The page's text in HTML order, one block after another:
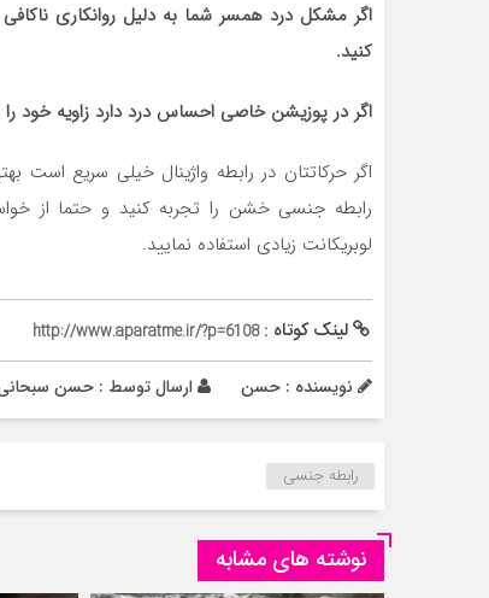
اگر مشکل درد همسر شما به دلیل روانکاری
کنید.
اگر در پوزیشن خاصی احساس درد دارد زاویه خود را
اگر حرکاتتان در رابطه واژینال خیلی سریع
رابطه جنسی خشن را تجربه کنید و حتما از
لوبریکانت زیادی استفاده نمایید.
لینک کوتاه :http://www.aparatme.ir/?p=6108
نویسنده : حسن ارسال توسط : حسن
رابطه جنسی
نوشته های مشابه